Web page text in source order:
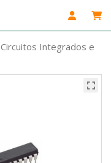
Circuitos Integrados e